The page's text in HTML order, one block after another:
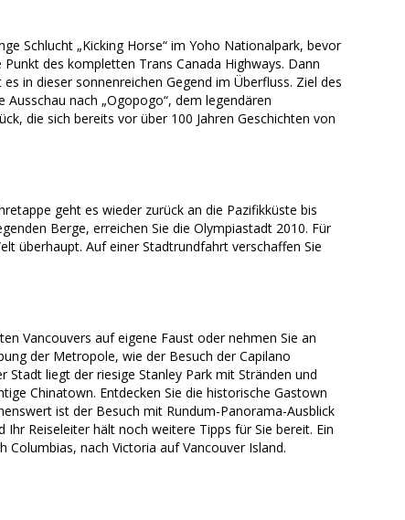
Schlucht „Kicking Horse“ im Yoho Nationalpark, bevor
des kompletten Trans Canada Highways. Dann
in dieser sonnenreichen Gegend im Überfluss. Ziel des
nach „Ogopogo“, dem legendären
die sich bereits vor über 100 Jahren Geschichten von
geht es wieder zurück an die Pazifikküste bis
Berge, erreichen Sie die Olympiastadt 2010. Für
überhaupt. Auf einer Stadtrundfahrt verschaffen Sie
Vancouvers auf eigene Faust oder nehmen Sie an
der Metropole, wie der Besuch der Capilano
liegt der riesige Stanley Park mit Stränden und
Chinatown. Entdecken Sie die historische Gastown
ist der Besuch mit Rundum-Panorama-Ausblick
Reiseleiter hält noch weitere Tipps für Sie bereit. Ein
nach Victoria auf Vancouver Island.